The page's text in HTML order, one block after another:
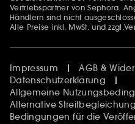
Vertriebspartner von Sephora.
Händlern sind nicht
Alle Preise inkl. MwSt. und
Impressum
AGB &
Datenschutzerklärung
Allgemeine
Alternative Streitbegleichung
Bedingungen für die